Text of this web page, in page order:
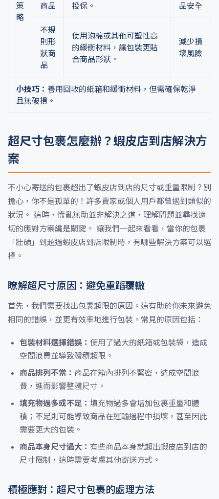
策
略
商品
投保。
品安全
不規
則形
狀商
品
使用泡棉或其他可塑性高
的緩衝材料，讓包裝更貼
合商品形狀。
減少損
壞風險
小技巧： 善用回收的紙箱和緩衝材料，但需確保乾淨
且無破損。
超尺寸包裹怎麼辦？蝦皮店到店解決方
案
不小心寄送的包裹超出了蝦皮店到店的尺寸或重量限制？別
擔心，你不是孤單的！許多賣家或個人用戶都曾遇到類似的
狀況。 這時，慌亂無助並非解決之道，理解問題並尋找適
切的應對方案纔是關鍵。 讓我們一起來看看，當你的包裹
「壯碩」到超過蝦皮店到店限制時，有哪些解決方案可以選
擇。
瞭解超尺寸原因：避免重蹈覆轍
首先，我們需要找出包裹超限的原因。這有助於你未來避免
相同的錯誤，並更有效率地進行包裝。常見的原因包括：
包裝材料選擇錯誤： 使用了過大的紙箱或包裝袋，造成
空間浪費並導致體積超限。
商品排列不當： 商品在箱內排列不緊密，造成空間浪
費，進而影響整體尺寸。
填充物過多或不足： 填充物過多會增加包裹重量和體
積；不足則可能導致商品在運輸過程中損壞，甚至因此
需要更大的包裝。
商品本身尺寸過大： 有些商品本身就超出蝦皮店到店的
尺寸限制，這時需要考慮其他寄送方式。
積極應對：超尺寸包裹的處理方法